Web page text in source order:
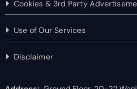
Cookies & 3rd Party
Use of Our Services
Disclaimer